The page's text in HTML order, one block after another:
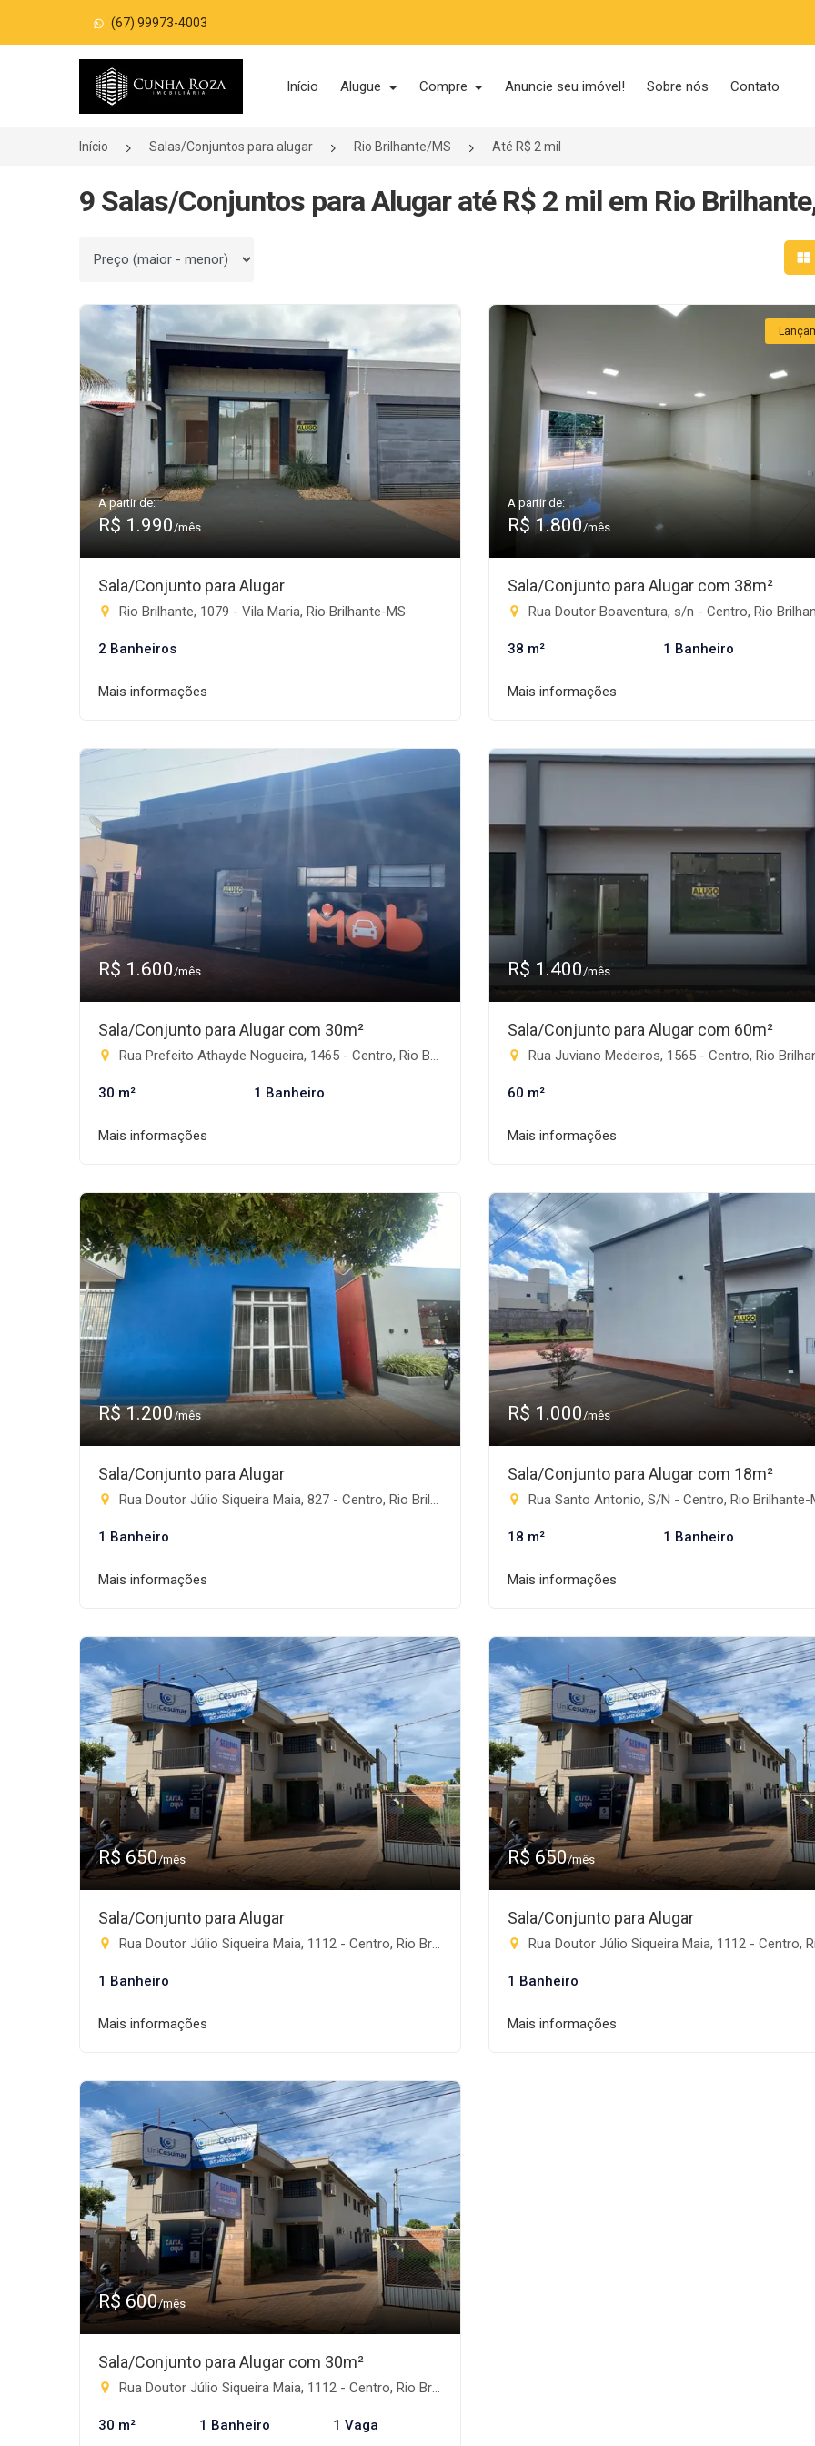
(67) 99973-4003
Página inicial
Início Alugue Compre Anuncie seu imóvel! Sobre nós Contato
Início Salas/Conjuntos para alugar Rio Brilhante/MS Até R$ 2 mil
9 Salas/Conjuntos para Alugar até R$ 2 mil em Rio
Ordenar por
A partir de:
R$ 1.990/mês
Sala/Conjunto para Alugar
Rio Brilhante, 1079 - Vila Maria, Rio Brilhante-MS
2 Banheiros
Mais informações
A partir de:
R$ 1.800/mês
Sala/Conjunto para Alugar com 38m²
Rua Doutor Boaventura, s/n - Centro, Rio
38 m² 1 Banheiro
Mais informações
R$ 1.600/mês
Sala/Conjunto para Alugar com 30m²
Rua Prefeito Athayde Nogueira, 1465 - Centro, Rio Brilhante-MS
30 m² 1 Banheiro
Mais informações
R$ 1.400/mês
Sala/Conjunto para Alugar com 60m²
Rua Juviano Medeiros, 1565 - Centro, Rio
60 m²
Mais informações
R$ 1.200/mês
Sala/Conjunto para Alugar
Rua Doutor Júlio Siqueira Maia, 827 - Centro, Rio Brilhante-MS
1 Banheiro
Mais informações
R$ 1.000/mês
Sala/Conjunto para Alugar com 18m²
Rua Santo Antonio, S/N - Centro, Rio Brilhante-
18 m² 1 Banheiro
Mais informações
R$ 650/mês
Sala/Conjunto para Alugar
Rua Doutor Júlio Siqueira Maia, 1112 - Centro, Rio Brilhante-MS
1 Banheiro
Mais informações
R$ 650/mês
Sala/Conjunto para Alugar
Rua Doutor Júlio Siqueira Maia, 1112 - Centro, Rio
1 Banheiro
Mais informações
R$ 600/mês
Sala/Conjunto para Alugar com 30m²
Rua Doutor Júlio Siqueira Maia, 1112 - Centro, Rio Brilhante-MS
30 m² 1 Banheiro 1 Vaga